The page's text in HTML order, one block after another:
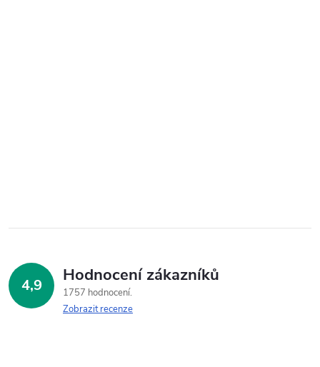
4,9 Hodnocení zákazníků
1757 hodnocení
Zobrazit recenze